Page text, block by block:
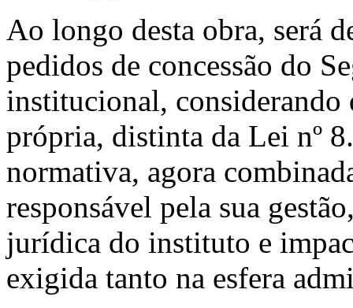
Ao longo desta obra, será
pedidos de concessão do
institucional, considerando
própria, distinta da Lei nº
normativa, agora
responsável pela sua
jurídica do instituto e
exigida tanto na esfera